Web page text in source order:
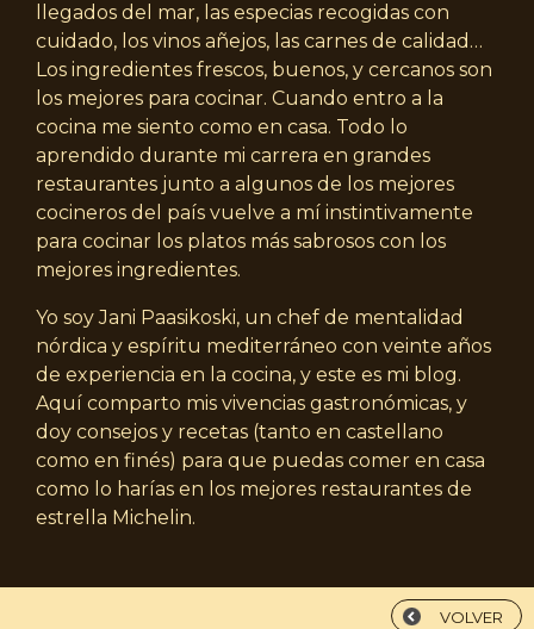
llegados del mar, las especias recogidas con
cuidado, los vinos añejos, las carnes de calidad…
Los ingredientes frescos, buenos, y cercanos son
los mejores para cocinar. Cuando entro a la
cocina me siento como en casa. Todo lo
aprendido durante mi carrera en grandes
restaurantes junto a algunos de los mejores
cocineros del país vuelve a mí instintivamente
para cocinar los platos más sabrosos con los
mejores ingredientes.
Yo soy Jani Paasikoski, un chef de mentalidad
nórdica y espíritu mediterráneo con veinte años
de experiencia en la cocina, y este es mi blog.
Aquí comparto mis vivencias gastronómicas, y
doy consejos y recetas (tanto en castellano
como en finés) para que puedas comer en casa
como lo harías en los mejores restaurantes de
estrella Michelin.
VOLVER